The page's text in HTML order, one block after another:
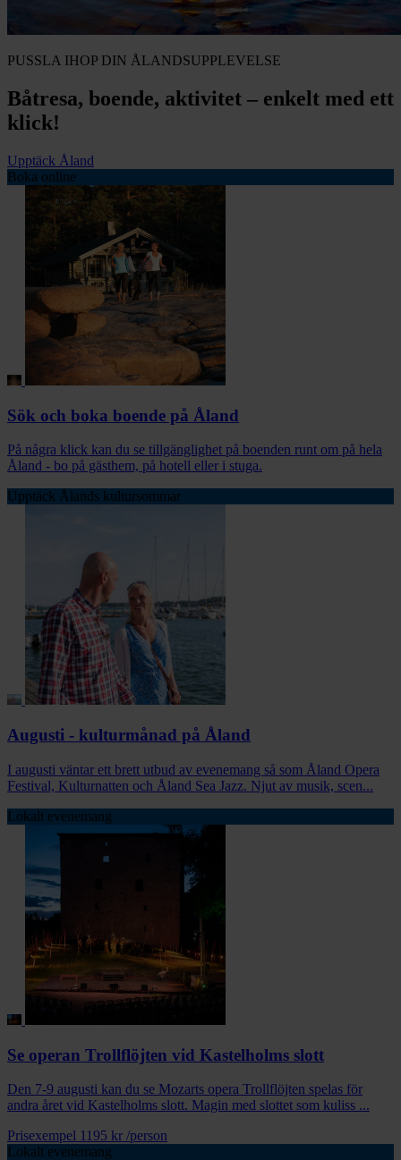
PUSSLA IHOP DIN ÅLANDSUPPLEVELSE
Båtresa, boende, aktivitet – enkelt med ett
klick!
Upptäck Åland
Boka online
Sök och boka boende på Åland
På några klick kan du se tillgänglighet på boenden runt om på hela
Åland - bo på gästhem, på hotell eller i stuga.
Upptäck Ålands kultursommar
Augusti - kulturmånad på Åland
I augusti väntar ett brett utbud av evenemang så som Åland Opera
Festival, Kulturnatten och Åland Sea Jazz. Njut av musik, scen...
Lokalt evenemang
Se operan Trollflöjten vid Kastelholms slott
Den 7-9 augusti kan du se Mozarts opera Trollflöjten spelas för
andra året vid Kastelholms slott. Magin med slottet som kuliss ...
Prisexempel 1195 kr /person
Lokalt evenemang